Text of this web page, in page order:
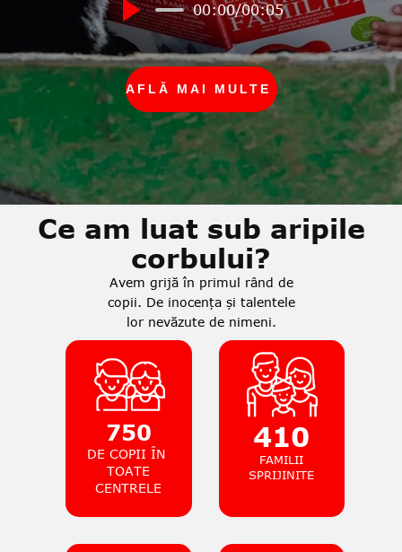
00:00/00:05
AFLĂ MAI MULTE
Ce am luat sub aripile
corbului?
Avem grijă în primul rând de
copii. De inocența și talentele
lor nevăzute de nimeni.
750
DE COPII ÎN
TOATE
CENTRELE
410
FAMILII
SPRIJINITE